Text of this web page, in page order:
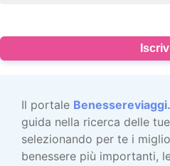
Il portale
guida nella ricerca delle
selezionando per te i
benessere più importanti,